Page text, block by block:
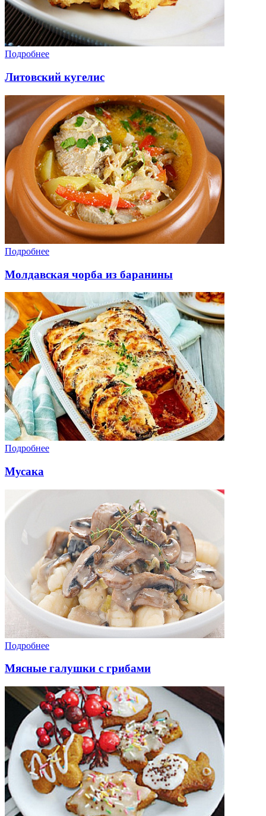
Подробнее
Литовский кугелис
Подробнее
Молдавская чорба из баранины
Подробнее
Мусака
Подробнее
Мясные галушки с грибами